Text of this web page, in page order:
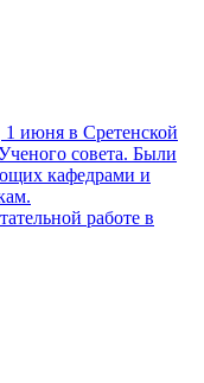
1 июня в Сретенской
совета. Были
кафедрами и
работе в